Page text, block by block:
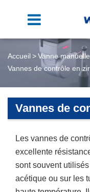
Accueil Vanne
Vannes de contrôle en
Vannes de
Les vannes de
excellente
sont souvent
acétique ou sur les